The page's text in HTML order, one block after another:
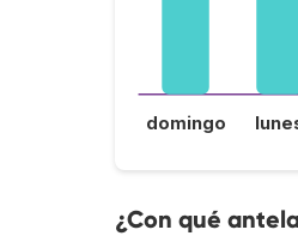
domingo
¿Con qué